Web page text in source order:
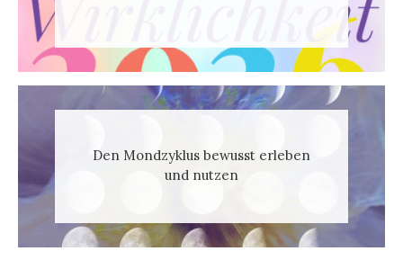
Den Mondzyklus bewusst erleben
und nutzen